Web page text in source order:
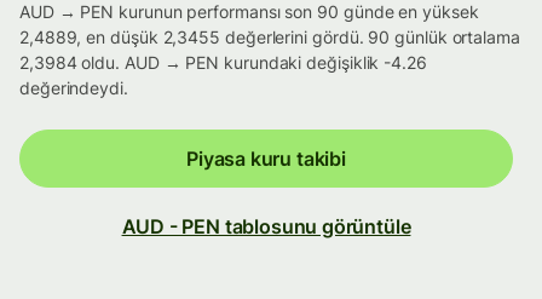
AUD → PEN kurunun performansı son 90 günde en yüksek
2,4889, en düşük 2,3455 değerlerini gördü. 90 günlük ortalama
2,3984 oldu. AUD → PEN kurundaki değişiklik -4.26
değerindeydi.
Piyasa kuru takibi
AUD - PEN tablosunu görüntüle